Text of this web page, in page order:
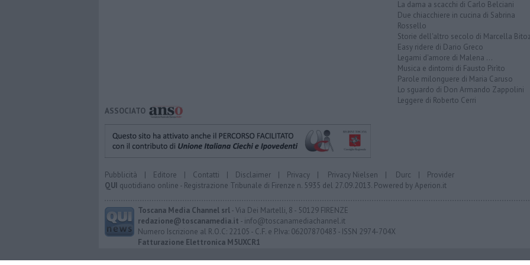
La dama a scacchi di Carlo Belciani
Due chiacchiere in cucina di Sabrina
Rossello
Storie dell'altro secolo di Marcella
Easy ridere di Dario Greco
Legami d'amore di Malena ...
Musica e dintorni di Fausto Pirìto
Parole milonguere di Maria Caruso
Lo sguardo di Don Armando Zappolini
Leggere di Roberto Cerri
ASSOCIATO
Pubblicità | Editore | Contatti | Disclaimer | Privacy | Privacy Nielsen | Durc | Provider
QUI quotidiano online - Registrazione Tribunale di Firenze n. 5935 del 27.09.2013. Powered byAperion.it
Toscana Media Channel srl- Via Dei Martelli, 8 - 50129 FIRENZE
redazione@toscanamedia.it - info@toscanamediachannel.it
Numero Iscrizione al R.O.C: 22105 - C.F. e P.Iva: 06207870483 - ISSN 2974-704X
Fatturazione Elettronica M5UXCR1